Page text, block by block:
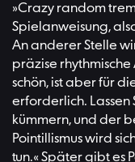
»Crazy random
Spielanweisung,
An anderer Stelle
präzise
schön, ist aber für
erforderlich. Lassen
kümmern, und der
Pointillismus wird
tun.« Später gibt es